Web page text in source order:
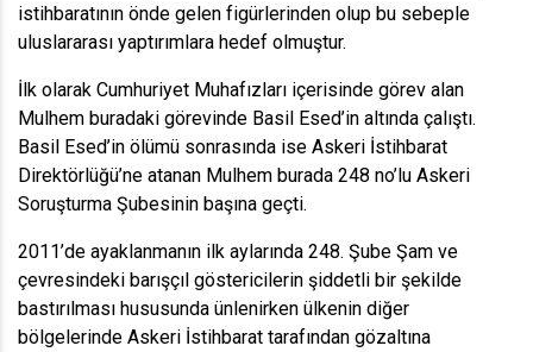
istihbaratının önde gelen figürlerinden olup bu sebeple
uluslararası yaptırımlara hedef olmuştur.
İlk olarak Cumhuriyet Muhafızları içerisinde görev alan
Mulhem buradaki görevinde Basil Esed’in altında çalıştı.
Basil Esed’in ölümü sonrasında ise Askeri İstihbarat
Direktörlüğü’ne atanan Mulhem burada 248 no’lu Askeri
Soruşturma Şubesinin başına geçti.
2011’de ayaklanmanın ilk aylarında 248. Şube Şam ve
çevresindeki barışçıl göstericilerin şiddetli bir şekilde
bastırılması hususunda ünlenirken ülkenin diğer
bölgelerinde Askeri İstihbarat tarafından gözaltına